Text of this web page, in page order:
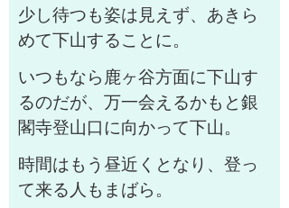
少し待つも姿は見えず、あきら
めて下山することに。
いつもなら鹿ヶ谷方面に下山す
るのだが、万一会えるかもと銀
閣寺登山口に向かって下山。
時間はもう昼近くとなり、登っ
て来る人もまばら。